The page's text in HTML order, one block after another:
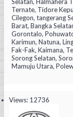
Ternate, Tidore
Cilegon, tangerang
Barat, Bangka
Gorontalo,
Karimun, Natuna,
Fak-Fak, Kaimana,
Sorong Selatan,
Mamuju Utara,
Views: 12736